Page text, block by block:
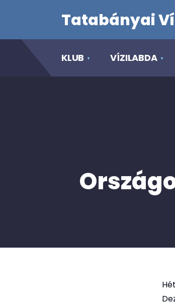
Tatabányai
KLUB VÍZILABDA